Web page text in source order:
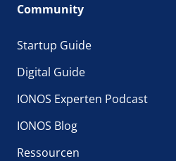
Community
Startup Guide
Digital Guide
IONOS Experten Podcast
IONOS Blog
Ressourcen